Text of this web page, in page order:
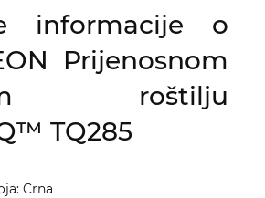
informacije o
Prijenosnom
roštilju
TQ285
Crna